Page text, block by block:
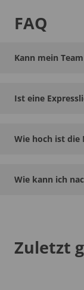
FAQ
Kann mein
Ist eine
Wie hoch ist die
Wie kann ich
Zuletzt